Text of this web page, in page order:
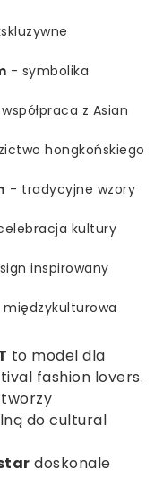
- symbolika
z Asian
hongkońskiego
- tradycyjne wzory
kultury
inspirowany
to model dla
fashion lovers.
tworzy
do cultural
doskonale